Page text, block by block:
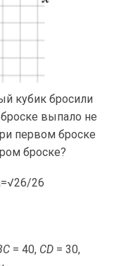
кубик бросили
выпало не
первом броске
броске?
26
= 40, CD = 30,